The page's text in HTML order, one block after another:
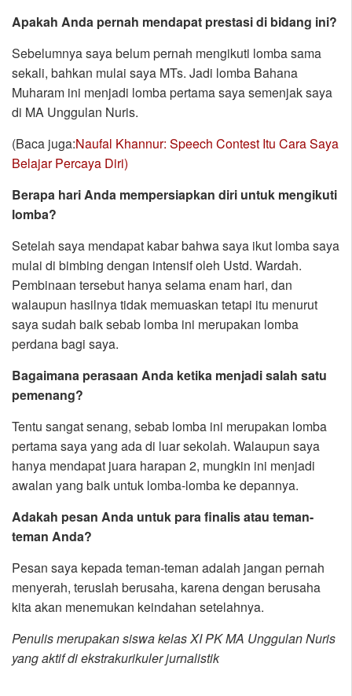
Apakah Anda pernah mendapat prestasi di bidang ini?
Sebelumnya saya belum pernah mengikuti lomba sama
sekali, bahkan mulai saya MTs. Jadi lomba Bahana
Muharam ini menjadi lomba pertama saya semenjak saya
di MA Unggulan Nuris.
(Baca juga:Naufal Khannur: Speech Contest Itu Cara Saya
Belajar Percaya Diri)
Berapa hari Anda mempersiapkan diri untuk mengikuti
lomba?
Setelah saya mendapat kabar bahwa saya ikut lomba saya
mulai di bimbing dengan intensif oleh Ustd. Wardah.
Pembinaan tersebut hanya selama enam hari, dan
walaupun hasilnya tidak memuaskan tetapi itu menurut
saya sudah baik sebab lomba ini merupakan lomba
perdana bagi saya.
Bagaimana perasaan Anda ketika menjadi salah satu
pemenang?
Tentu sangat senang, sebab lomba ini merupakan lomba
pertama saya yang ada di luar sekolah. Walaupun saya
hanya mendapat juara harapan 2, mungkin ini menjadi
awalan yang baik untuk lomba-lomba ke depannya.
Adakah pesan Anda untuk para finalis atau teman-
teman Anda?
Pesan saya kepada teman-teman adalah jangan pernah
menyerah, teruslah berusaha, karena dengan berusaha
kita akan menemukan keindahan setelahnya.
Penulis merupakan siswa kelas XI PK MA Unggulan Nuris
yang aktif di ekstrakurikuler jurnalistik